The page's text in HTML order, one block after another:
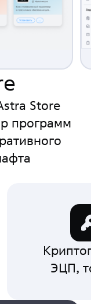
Store
программ
ЭЦП,